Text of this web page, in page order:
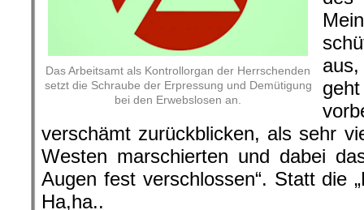
Das Arbeitsamt als Kontrollorgan der Herrschenden
setzt die Schraube der Erpressung und Demütigung
bei den Erwebslosen an.
verschämt zurückblicken, als sehr
Westen marschierten und dabei
Augen fest verschlossen“. Statt die
Ha,ha..